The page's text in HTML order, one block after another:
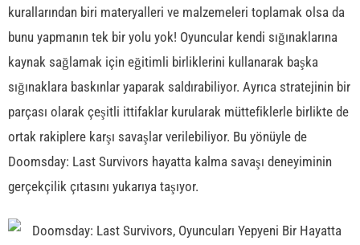
kurallarından biri materyalleri ve malzemeleri toplamak olsa da
bunu yapmanın tek bir yolu yok! Oyuncular kendi sığınaklarına
kaynak sağlamak için eğitimli birliklerini kullanarak başka
sığınaklara baskınlar yaparak saldırabiliyor. Ayrıca stratejinin bir
parçası olarak çeşitli ittifaklar kurularak müttefiklerle birlikte de
ortak rakiplere karşı savaşlar verilebiliyor. Bu yönüyle de
Doomsday: Last Survivors hayatta kalma savaşı deneyiminin
gerçekçilik çıtasını yukarıya taşıyor.